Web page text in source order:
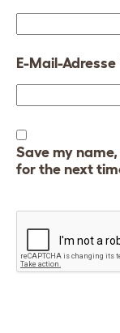
E-Mail-Adresse
Save my
for the next